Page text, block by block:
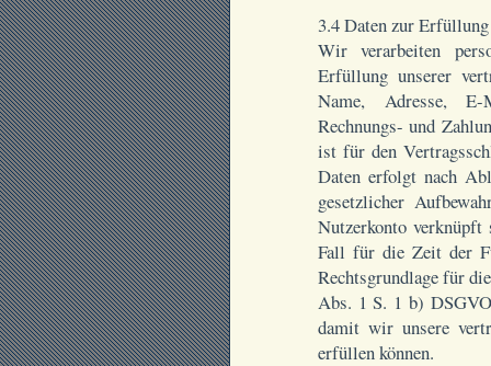
3.4 Daten zur
Wir verarbeiten
Erfüllung unserer
Name, Adresse, E-
Rechnungs- und
ist für den
Daten erfolgt nach
gesetzlicher
Nutzerkonto
Fall für die Zeit der
Rechtsgrundlage für
Abs. 1 S. 1 b)
damit wir unsere
erfüllen können.